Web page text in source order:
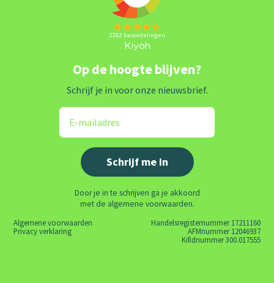
Op de hoogte blijven?
Schrijf je in voor onze nieuwsbrief.
Door je in te schrijven ga je akkoord
met de algemene voorwaarden.
Algemene voorwaarden
Privacy verklaring
Handelsregisternummer 17211160
AFMnummer 12046937
Kifidnummer 300.017555